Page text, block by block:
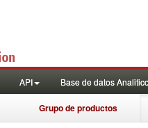
API Base de datos
Grupo de productos